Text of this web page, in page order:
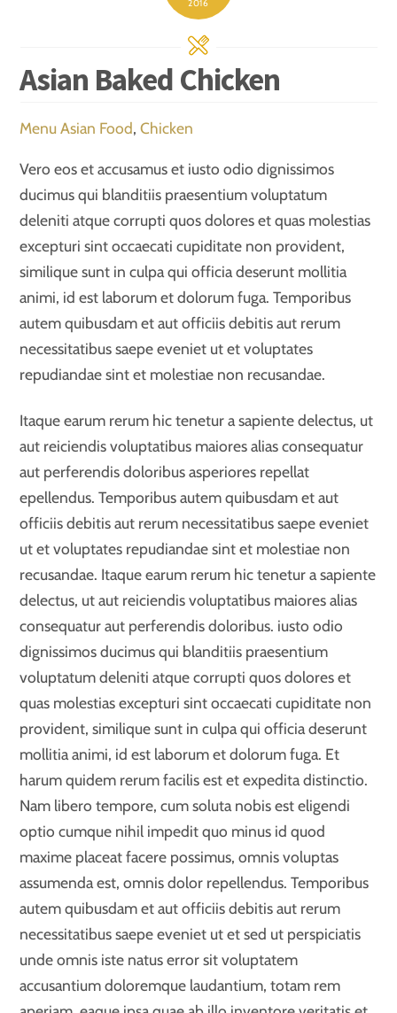
2016
Asian Baked Chicken
Menu Asian Food,Chicken
Vero eos et accusamus et iusto odio dignissimos
ducimus qui blanditiis praesentium voluptatum
deleniti atque corrupti quos dolores et quas molestias
excepturi sint occaecati cupiditate non provident,
similique sunt in culpa qui officia deserunt mollitia
animi, id est laborum et dolorum fuga. Temporibus
autem quibusdam et aut officiis debitis aut rerum
necessitatibus saepe eveniet ut et voluptates
repudiandae sint et molestiae non recusandae.
Itaque earum rerum hic tenetur a sapiente delectus, ut
aut reiciendis voluptatibus maiores alias consequatur
aut perferendis doloribus asperiores repellat
epellendus. Temporibus autem quibusdam et aut
officiis debitis aut rerum necessitatibus saepe eveniet
ut et voluptates repudiandae sint et molestiae non
recusandae. Itaque earum rerum hic tenetur a sapiente
delectus, ut aut reiciendis voluptatibus maiores alias
consequatur aut perferendis doloribus. iusto odio
dignissimos ducimus qui blanditiis praesentium
voluptatum deleniti atque corrupti quos dolores et
quas molestias excepturi sint occaecati cupiditate non
provident, similique sunt in culpa qui officia deserunt
mollitia animi, id est laborum et dolorum fuga. Et
harum quidem rerum facilis est et expedita distinctio.
Nam libero tempore, cum soluta nobis est eligendi
optio cumque nihil impedit quo minus id quod
maxime placeat facere possimus, omnis voluptas
assumenda est, omnis dolor repellendus. Temporibus
autem quibusdam et aut officiis debitis aut rerum
necessitatibus saepe eveniet ut et sed ut perspiciatis
unde omnis iste natus error sit voluptatem
accusantium doloremque laudantium, totam rem